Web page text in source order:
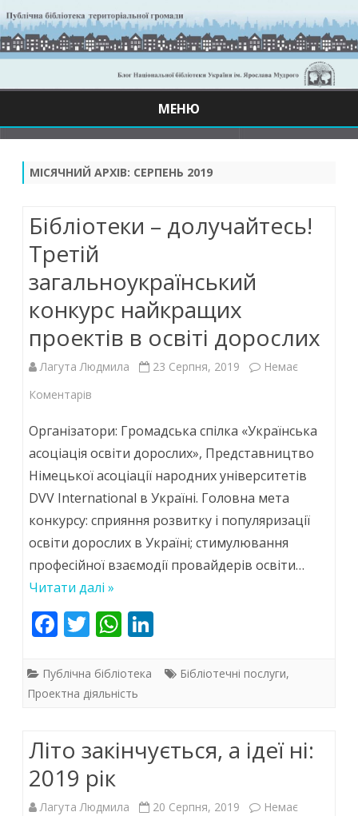
МЕНЮ
МІСЯЧНИЙ АРХІВ: СЕРПЕНЬ 2019
Бібліотеки – долучайтесь!
Третій
загальноукраїнський
конкурс найкращих
проектів в освіті дорослих
Лагута Людмила 23 Серпня, 2019
Немає
Коментарів
–
долучайтесь!
Третій
конкурс
найкращих
проектів
освіті
дорослих
Організатори: Громадська спілка «Українська
асоціація освіти дорослих», Представництво
Німецької асоціації народних університетів
DVV International в Україні. Головна мета
конкурсу: сприяння розвитку і популяризації
освіти дорослих в Україні; стимулювання
професійної взаємодії провайдерів освіти…
Читати далі »
F
e
b
o
k
T
itt
er
W
at
s
p
k
n
Публічна бібліотека Бібліотечні послуги,
Проектна діяльність
Літо закінчується, а ідеї ні:
2019 рік
Лагута Людмила 20 Серпня, 2019
Немає